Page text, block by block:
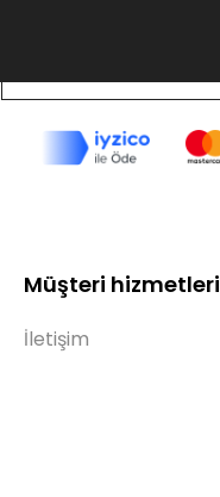
Müşteri hizmetleri
İletişim